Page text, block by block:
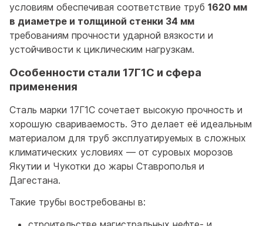
условиям обеспечивая соответствие труб 1620 мм
в диаметре и толщиной стенки 34 мм
требованиям прочности ударной вязкости и
устойчивости к циклическим нагрузкам.
Особенности стали 17Г1С и сфера
применения
Сталь марки 17Г1С сочетает высокую прочность и
хорошую свариваемость. Это делает её идеальным
материалом для труб эксплуатируемых в сложных
климатических условиях — от суровых морозов
Якутии и Чукотки до жары Ставрополья и
Дагестана.
Такие трубы востребованы в: